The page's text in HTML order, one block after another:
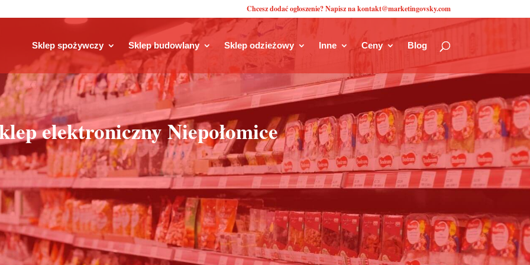
Chcesz dodać ogłoszenie? Napisz na kontakt@marketingovsky.com
Sklep spożywczy Sklep budowlany Sklep odzieżowy Inne Ceny Blog
elektroniczny Niepołomice